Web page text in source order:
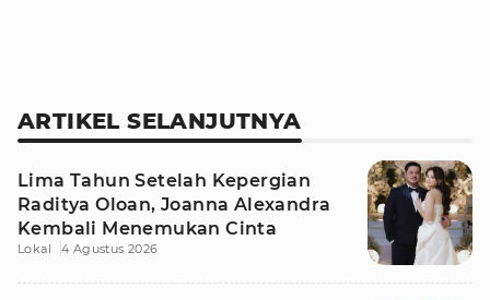
ARTIKEL SELANJUTNYA
Lima Tahun Setelah Kepergian
Raditya Oloan, Joanna Alexandra
Kembali Menemukan Cinta
Lokal 4 Agustus 2026